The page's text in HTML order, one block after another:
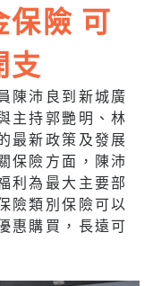
保險 可
支
陳沛良到新城廣
主持郭艷明、林
最新政策及發展
保險方面，陳沛
利為最大主要部
險類別保險可以
惠購買，長遠可